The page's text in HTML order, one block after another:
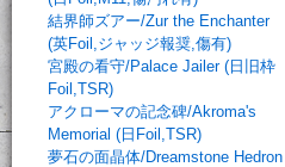
結界師ズアー/Zur the Enchanter
(英Foil,ジャッジ報奨,傷有)
宮殿の看守/Palace Jailer (日旧枠
Foil,TSR)
アクローマの記念碑/Akroma's
Memorial (日Foil,TSR)
夢石の面晶体/Dreamstone Hedron